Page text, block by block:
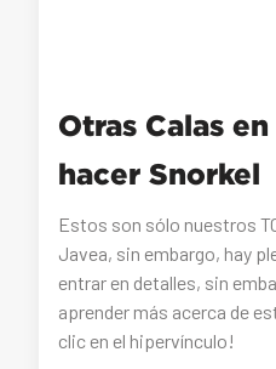
Otras Calas
hacer Snorkel
Estos son sólo nuestros
Javea, sin embargo, hay
entrar en detalles, sin
aprender más acerca de
clic en el hipervínculo!